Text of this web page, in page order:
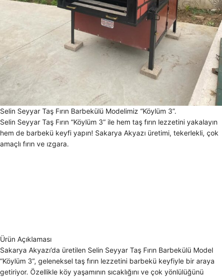
Selin Seyyar Taş Fırın Barbekülü Modelimiz “Köylüm 3”.
Selin Seyyar Taş Fırın “Köylüm 3” ile hem taş fırın lezzetini yakalayın
hem de barbekü keyfi yapın! Sakarya Akyazı üretimi, tekerlekli, çok
amaçlı fırın ve ızgara.
Ürün Açıklaması
Sakarya Akyazı’da üretilen Selin Seyyar Taş Fırın Barbekülü Model
“Köylüm 3”, geleneksel taş fırın lezzetini barbekü keyfiyle bir araya
getiriyor. Özellikle köy yaşamının sıcaklığını ve çok yönlülüğünü